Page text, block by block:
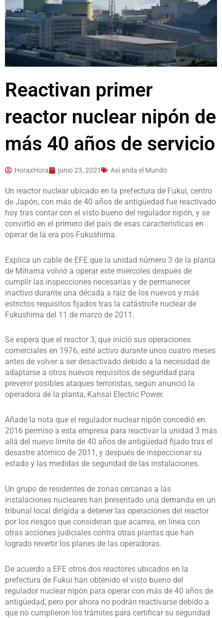
Reactivan primer
reactor nuclear nipón de
más 40 años de servicio
HoraxHora junio 23, 2021 Así anda el Mundo
Un reactor nuclear ubicado en la prefectura de Fukui, centro
de Japón, con más de 40 años de antigüedad fue reactivado
hoy tras contar con el visto bueno del regulador nipón, y se
convirtió en el primero del país de esas características en
operar de la era pos-Fukushima.
Explica un cable de EFE que la unidad número 3 de la planta
de Mihama volvió a operar este miércoles después de
cumplir las inspecciones necesarias y de permanecer
inactivo durante una década a raíz de los nuevos y más
estrictos requisitos fijados tras la catástrofe nuclear de
Fukushima del 11 de marzo de 2011.
Se espera que el reactor 3, que inició sus operaciones
comerciales en 1976, esté activo durante unos cuatro meses
antes de volver a ser desactivado debido a la necesidad de
adaptarse a otros nuevos requisitos de seguridad para
prevenir posibles ataques terroristas, según anunció la
operadora de la planta, Kansai Electric Power.
Añade la nota que el regulador nuclear nipón concedió en
2016 permiso a esta empresa para reactivar la unidad 3 más
allá del nuevo límite de 40 años de antigüedad fijado tras el
desastre atómico de 2011, y después de inspeccionar su
estado y las medidas de seguridad de las instalaciones.
Un grupo de residentes de zonas cercanas a las
instalaciones nucleares han presentado una demanda en un
tribunal local dirigida a detener las operaciones del reactor
por los riesgos que consideran que acarrea, en línea con
otras acciones judiciales contra otras plantas que han
logrado revertir los planes de las operadoras.
De acuerdo a EFE otros dos reactores ubicados en la
prefectura de Fukui han obtenido el visto bueno del
regulador nuclear nipón para operar con más de 40 años de
antigüedad, pero por ahora no podrán reactivarse debido a
que no cumplieron los trámites para certificar su seguridad